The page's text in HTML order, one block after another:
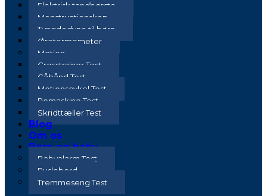
Elektrisk tandbørste
Menstruationskop
Tyngdedyne til børn
Øretermometer
Motion
Crosstrainer Test
Gåbånd Test
Motionscykel Test
Romaskine Test
Skridttæller Test
Blog
Om os
Børn og baby
Babyalarm Test
Puslebord
Tremmeseng Test